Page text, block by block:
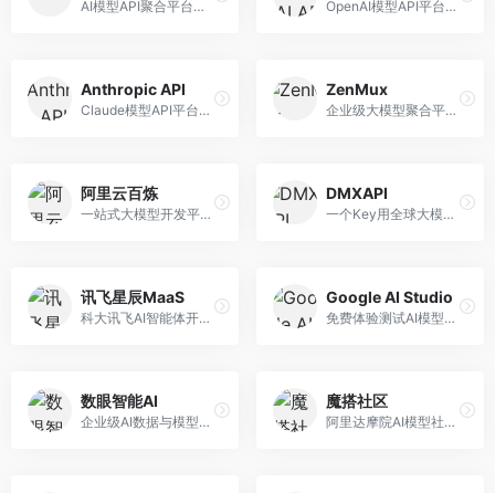
AI模型API聚合平台，整合多种主流大模型。面向开发者，提供统一API接口、模型对比、成本优化等服务，模型选择灵活。 OpenAI模型API平台，提供GPT系列模型服务。面向开发者，提供模型API、微调服务、Assistants API等，是AI开发领域的基础设施。
Anthropic API
Claude模型API平台，专注于安全可靠的AI服务。面向开发者，提供Claude系列模型API、安全特性、企业级服务等，API质量高。
ZenMux
企业级大模型聚合平台，专注于企业AI服务。面向企业用户，提供多模型管理、安全合规、成本优化等服务，企业级功能完善。
阿里云百炼
一站式大模型开发平台，深度整合阿里云服务。面向企业开发者和AI团队，提供模型训练、微调、部署、应用开发等全流程服务，企业级功能完善。
DMXAPI
一个Key用全球大模型的聚合平台。面向开发者，提供多模型统一API、简化接入、成本控制等服务，接入便捷。
讯飞星辰MaaS
科大讯飞AI智能体开发平台，专注于企业级模型服务。面向企业用户，提供模型调用、智能体创建、行业解决方案等服务，中文能力突出。
Google AI Studio
免费体验测试AI模型的平台，深度整合Google生态。面向开发者和研究者，提供Gemini模型体验、API密钥管理、提示词测试等服务，免费使用。
数眼智能AI
企业级AI数据与模型服务平台，专注于数据驱动AI。面向企业用户，提供数据管理、模型训练、部署服务等，数据治理能力强。
魔搭社区
阿里达摩院AI模型社区，专注于中文AI生态。面向中文开发者，提供开源模型、数据集、开发工具等资源，中文模型丰富。